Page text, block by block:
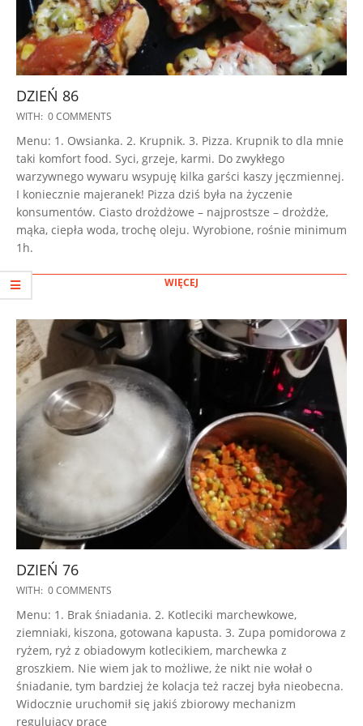
DZIEŃ 86
2023-
04
WITH: 0 COMMENTS
Menu: 1. Owsianka. 2. Krupnik. 3. Pizza. Krupnik to dla mnie
taki komfort food. Syci, grzeje, karmi. Do zwykłego
warzywnego wywaru wsypuję kilka garści kaszy jęczmiennej.
I koniecznie majeranek! Pizza dziś była na życzenie
konsumentów. Ciasto drożdżowe – najprostsze – drożdże,
mąka, ciepła woda, trochę oleju. Wyrobione, rośnie minimum
1h.
WIĘCEJ
DZIEŃ 76
2023-
17
WITH: 0 COMMENTS
Menu: 1. Brak śniadania. 2. Kotleciki marchewkowe,
ziemniaki, kiszona, gotowana kapusta. 3. Zupa pomidorowa z
ryżem, ryż z obiadowym kotlecikiem, marchewka z
groszkiem. Nie wiem jak to możliwe, że nikt nie wołał o
śniadanie, tym bardziej że kolacja też raczej była nieobecna.
Widocznie uruchomił się jakiś zbiorowy mechanizm
regulujący pracę